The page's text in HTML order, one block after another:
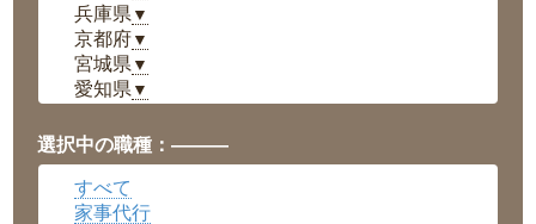
兵庫県 ▼
京都府▼
宮城県 ▼
愛知県 ▼
岡山県▼
広島県▼
沖縄県
選択中の職種：———
すべて
家事代行